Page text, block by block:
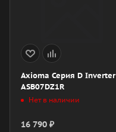
Axioma Серия D Inverter
ASB07DZ1R
Нет в наличии
16 790 ₽